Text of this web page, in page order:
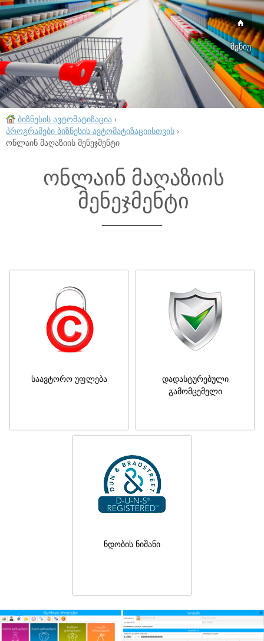
მენიუ
ბიზნესის ავტომატიზაცია ›
პროგრამები ბიზნესის ავტომატიზაციისთვის ›
ონლაინ მაღაზიის მენეჯმენტი
ონლაინ მაღაზიის
მენეჯმენტი
საავტორო უფლება
დადასტურებული
გამომცემელი
ნდობის ნიშანი